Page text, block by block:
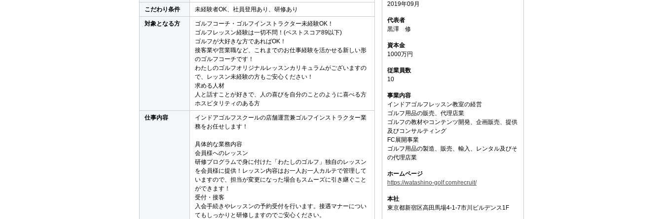
こだわり条件 未経験者OK、社員登用あり、研修あり
対象となる方
ゴルフコーチ・ゴルフインストラクター未経験OK！
ゴルフレッスン経験は一切不問！(ベストスコア89以下)
ゴルフが大好きな方であればOK！
接客業や営業職など、これまでのお仕事経験を活かせる新しい形
のゴルフコーチです！
わたしのゴルフオリジナルレッスンカリキュラムがございますの
で、レッスン未経験の方もご安心ください！
求める人材
人と話すことが好きで、人の喜びを自分のことのように喜べる方
ホスピタリティのある方
仕事内容
インドアゴルフスクールの店舗運営兼ゴルフインストラクター業
務をお任せします！
具体的な業務内容
会員様へのレッスン
研修プログラムで身に付けた「わたしのゴルフ」独自のレッスン
を会員様に提供！レッスン内容はお一人お一人カルテで管理して
いますので、担当が変更になった場合もスムーズに引き継ぐこと
ができます！
受付・接客
入会手続きやレッスンの予約受付を行います。接遇マナーについ
てもしっかりと研修しますのでご安心ください。
2019年09月
代表者
黒澤 修
資本金
1000万円
従業員数
10
事業内容
インドアゴルフレッスン教室の経営
ゴルフ用品の販売、代理店業
ゴルフの教材やコンテンツ開発、企画販売、提供
及びコンサルティング
FC展開事業
ゴルフ用品の製造、販売、輸入、レンタル及びそ
の代理店業
ホームページ
https://watashino-golf.com/recruit/
本社
東京都新宿区高田馬場4-1-7市川ビルデンス1F